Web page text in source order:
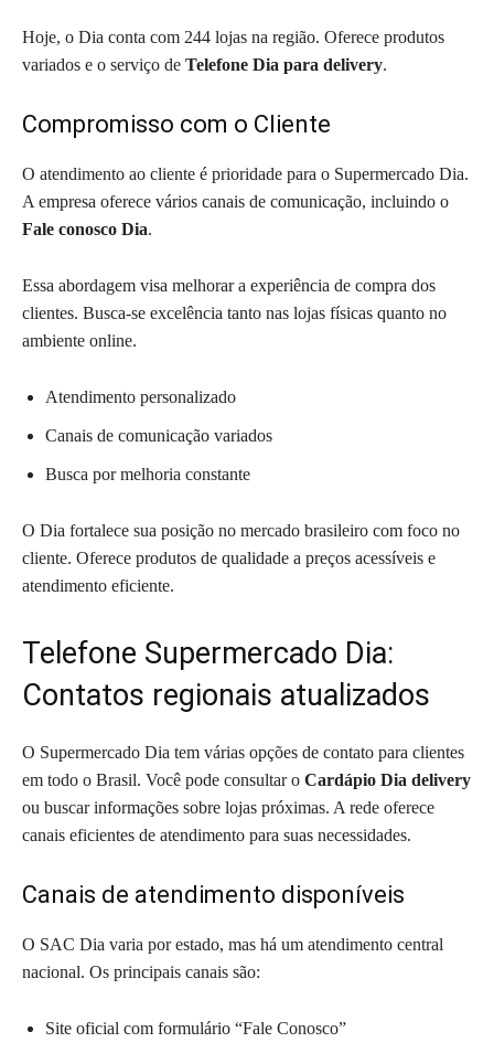
Hoje, o Dia conta com 244 lojas na região. Oferece produtos
variados e o serviço de Telefone Dia para delivery.
Compromisso com o Cliente
O atendimento ao cliente é prioridade para o Supermercado Dia.
A empresa oferece vários canais de comunicação, incluindo o
Fale conosco Dia.
Essa abordagem visa melhorar a experiência de compra dos
clientes. Busca-se excelência tanto nas lojas físicas quanto no
ambiente online.
Atendimento personalizado
Canais de comunicação variados
Busca por melhoria constante
O Dia fortalece sua posição no mercado brasileiro com foco no
cliente. Oferece produtos de qualidade a preços acessíveis e
atendimento eficiente.
Telefone Supermercado Dia:
Contatos regionais atualizados
O Supermercado Dia tem várias opções de contato para clientes
em todo o Brasil. Você pode consultar o Cardápio Dia delivery
ou buscar informações sobre lojas próximas. A rede oferece
canais eficientes de atendimento para suas necessidades.
Canais de atendimento disponíveis
O SAC Dia varia por estado, mas há um atendimento central
nacional. Os principais canais são:
Site oficial com formulário “Fale Conosco”